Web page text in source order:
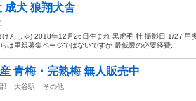
成犬 狼翔犬舎
けんしゃ) 2018年12月26日生まれ 黒虎毛 牡 撮影日 1/27
は里親募集ページではないですが 最低限の必要経費...
青梅・完熟梅 無人販売中
大谷駅
その他